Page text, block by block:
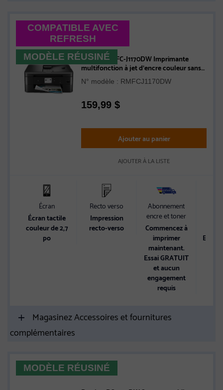
COMPATIBLE AVEC
REFRESH
MODÈLE RÉUSINÉBrother RMFC-J1170DW Imprimante
multifonction à jet d'encre couleur sans
fil - Remise à neuf
N° modèle : RMFCJ1170DW
159,99 $
Ajouter au panier
AJOUTER À LA LISTE
Écran
Écran tactile
couleur de 2,7
po
Recto verso
Impression
recto-verso
Abonnement
encre et toner
Commencez à
imprimer
maintenant.
Essai GRATUIT
et aucun
engagement
requis
Magasinez Accessoires et fournitures
complémentaires
MODÈLE RÉUSINÉ